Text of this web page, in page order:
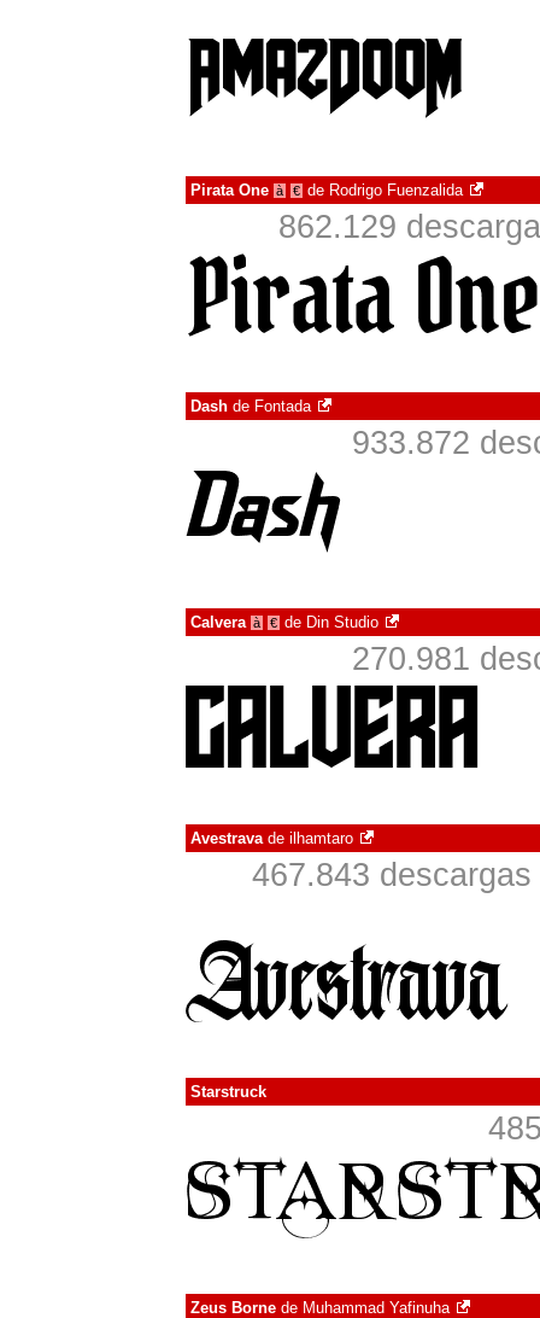
Pirata One à € de Rodrigo Fuenzalida
862.129
Dash de Fontada
933.872
Calvera à € de Din Studio
270.981
Avestravade ilhamtaro
467.843
Starstruck
Zeus Borne de Muhammad Yafinuha